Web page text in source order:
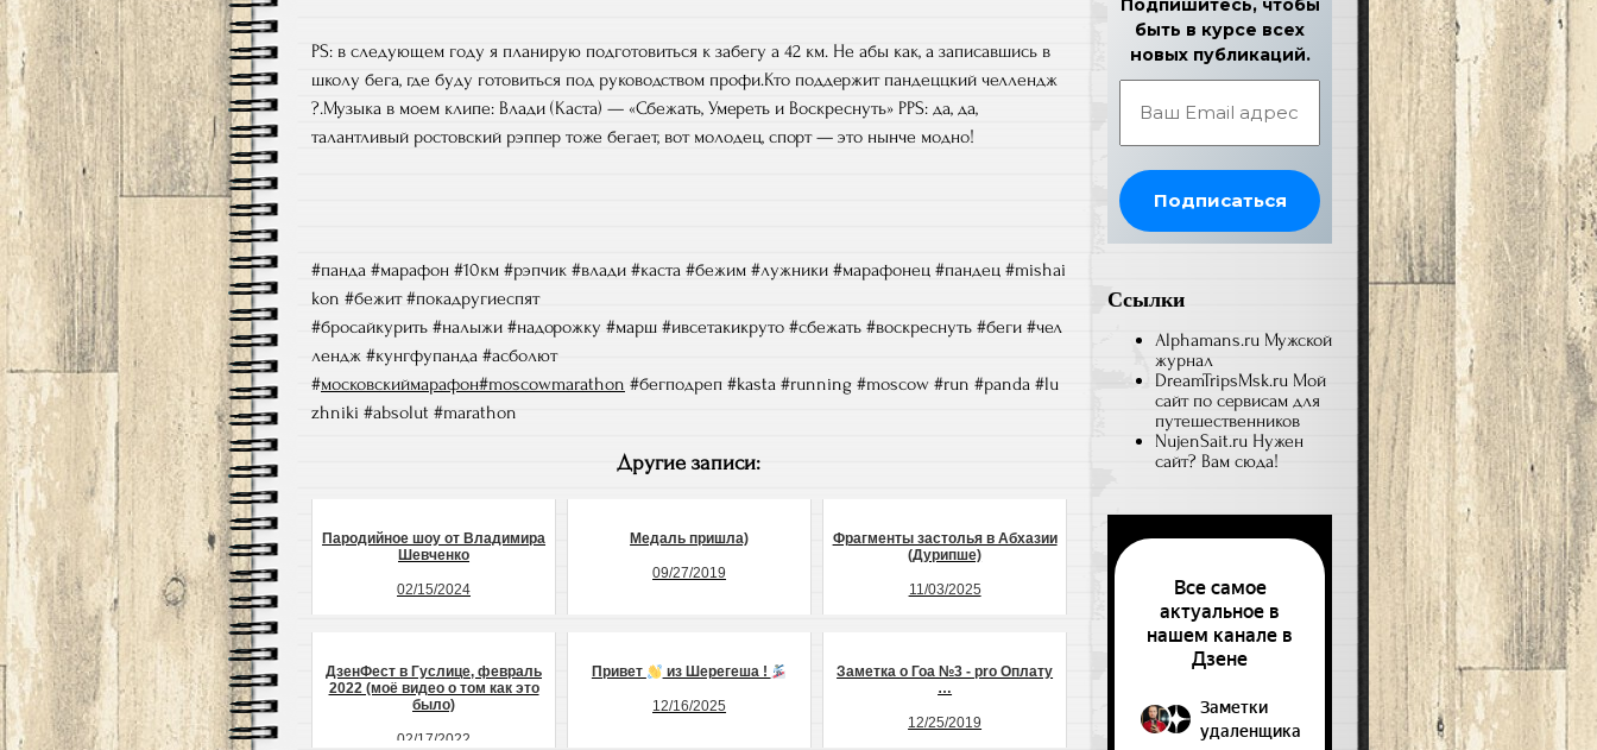
PS: в следующем году я планирую подготовиться к забегу а 42 км. Не абы как, а записавшись в
школу бега, где буду готовиться под руководством профи.Кто поддержит пандеццкий челлендж
?.Музыка в моем клипе: Влади (Каста) — «Сбежать, Умереть и Воскреснуть» PPS: да, да,
талантливый ростовский рэппер тоже бегает, вот молодец, спорт — это нынче модно!
#панда #марафон #10км #рэпчик #влади #каста #бежим #лужники #марафонец #пандец #mishai
kon #бежит #покадругиеспят
#бросайкурить #налыжи #надорожку #марш #ивсетакикруто #сбежать #воскреснуть #беги #чел
лендж #кунгфупанда #асболют
#московскиймарафон#moscowmarathon #бегподреп #kasta #running #moscow #run #panda #lu
zhniki #absolut #marathon
Другие записи:
Пародийное шоу от Владимира
Шевченко
02/15/2024
Медаль пришла)
09/27/2019
Фрагменты застолья в Абхазии
(Дурипше)
11/03/2025
ДзенФест в Гуслице, февраль
2022 (моё видео о том как это
было)
02/17/2022
Привет из Шерегеша !
12/16/2025
Заметка о Гоа №3 - pro Оплату
…
12/25/2019
Подпишитесь, чтобы
быть в курсе всех
новых публикаций.
Ссылки
Alphamans.ru Мужской
журнал
DreamTripsMsk.ru Мой
сайт по сервисам для
путешественников
NujenSait.ru Нужен
сайт? Вам сюда!